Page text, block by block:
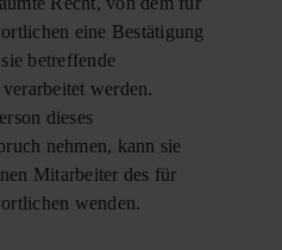
eine Bestätigung
betreffende
werden.
dieses
nehmen, kann sie
Mitarbeiter des für
wenden.